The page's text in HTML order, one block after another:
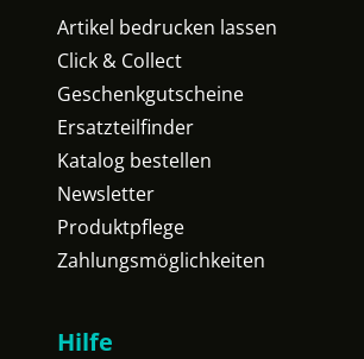
Artikel bedrucken lassen
Click & Collect
Geschenkgutscheine
Ersatzteilfinder
Katalog bestellen
Newsletter
Produktpflege
Zahlungsmöglichkeiten
Hilfe